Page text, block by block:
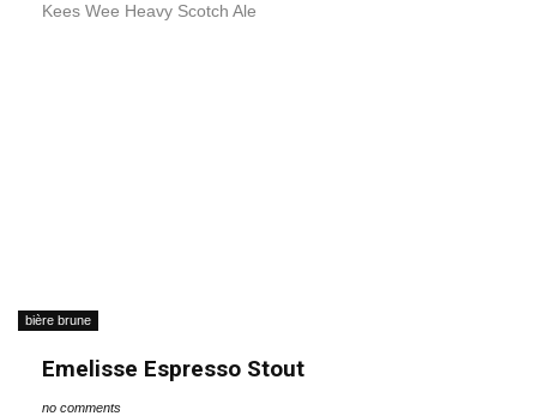
Kees Wee Heavy Scotch Ale
bière brune
Emelisse Espresso Stout
no comments